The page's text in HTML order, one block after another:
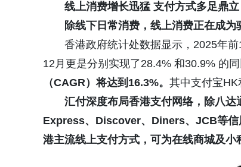
线上消费增长迅猛 支付方式多足鼎立
除线下日常消费，线上消费正在成
香港政府统计处数据显示，2025年
12月更是分别实现了28.4% 和30.9% 的同
（CAGR）将达到16.3%。 其中支付宝HK
汇付深度布局香港支付网络，除八
Express、Discover、Diners、JCB等
港主流线上支付方式，可为在线商城及小